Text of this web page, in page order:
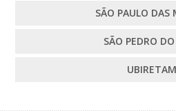
SÃO PAULO DAS
SÃO PEDRO